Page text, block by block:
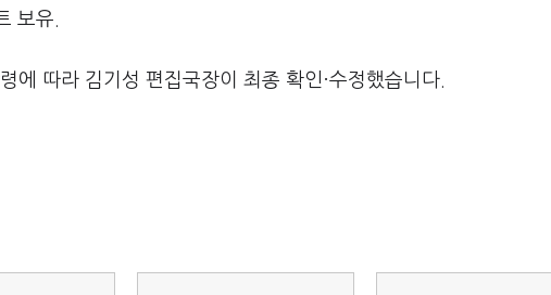
보유.
에 따라 김기성 편집국장이 최종 확인·수정했습니다.